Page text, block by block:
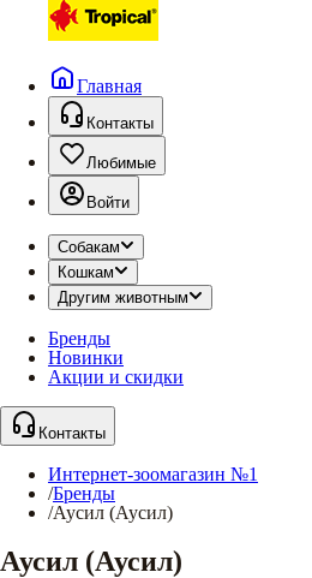
Главная
Контакты
Любимые
Войти
Собакам
Кошкам
Другим животным
Бренды
Новинки
Акции и скидки
Контакты
Интернет-зоомагазин №1
/Бренды
/Аусил (Аусил)
Аусил (Аусил)